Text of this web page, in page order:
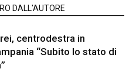
DALL'AUTORE
centrodestra in
“Subito lo stato di